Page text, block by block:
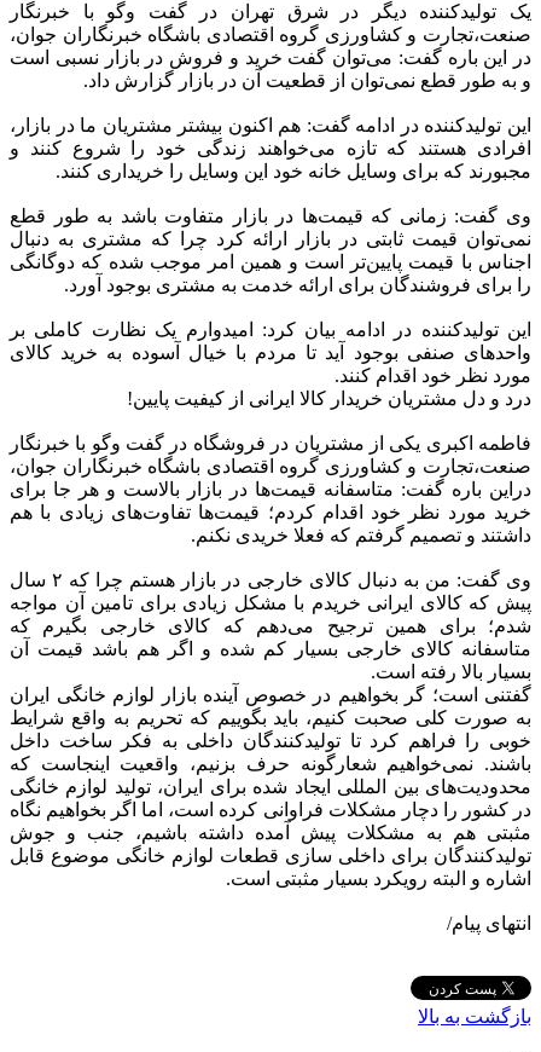
یک تولیدکننده دیگر در شرق تهران در گفت وگو با خبرنگار
صنعت،تجارت و کشاورزی گروه اقتصادی باشگاه خبرنگاران جوان،
در این باره گفت: می‌توان گفت خرید و فروش در بازار نسبی است
و به طور قطع نمی‌توان از قطعیت آن در بازار گزارش داد.
این تولیدکننده در ادامه گفت: هم اکنون بیشتر مشتریان ما در بازار،
افرادی هستند که تازه می‌خواهند زندگی خود را شروع کنند و
مجبورند که برای وسایل خانه خود این وسایل را خریداری کنند.
وی گفت: زمانی که قیمت‌ها در بازار متفاوت باشد به طور قطع
نمی‌توان قیمت ثابتی در بازار ارائه کرد چرا که مشتری به دنبال
اجناس با قیمت پایین‌تر است و همین امر موجب شده که دوگانگی
را برای فروشندگان برای ارائه خدمت به مشتری بوجود آورد.
این تولیدکننده در ادامه بیان کرد: امیدوارم یک نظارت کاملی بر
واحد‌های صنفی بوجود آید تا مردم با خیال آسوده به خرید کالای
مورد نظر خود اقدام کنند.
درد و دل مشتریان خریدار کالا ایرانی از کیفیت پایین!
فاطمه اکبری یکی از مشتریان در فروشگاه در گفت وگو با خبرنگار
صنعت،تجارت و کشاورزی گروه اقتصادی باشگاه خبرنگاران جوان،
دراین باره گفت: متاسفانه قیمت‌ها در بازار بالاست و هر جا برای
خرید مورد نظر خود اقدام کردم؛ قیمت‌ها تفاوت‌های زیادی با هم
داشتند و تصمیم گرفتم که فعلا خریدی نکنم.
وی گفت: من به دنبال کالای خارجی در بازار هستم چرا که ۲ سال
پیش که کالای ایرانی خریدم با مشکل زیادی برای تامین آن مواجه
شدم؛ برای همین ترجیح می‌دهم که کالای خارجی بگیرم که
متاسفانه کالای خارجی بسیار کم شده و اگر هم باشد قیمت آن
بسیار بالا رفته است.
گفتنی است؛ گر بخواهیم در خصوص آینده بازار لوازم خانگی ایران
به صورت کلی صحبت کنیم، باید بگوییم که تحریم به واقع شرایط
خوبی را فراهم کرد تا تولیدکنندگان داخلی به فکر ساخت داخل
باشند. نمی‌خواهیم شعارگونه حرف بزنیم، واقعیت اینجاست که
محدودیت‌های بین المللی ایجاد شده برای ایران، تولید لوازم خانگی
در کشور را دچار مشکلات فراوانی کرده است، اما اگر بخواهیم نگاه
مثبتی هم به مشکلات پیش آمده داشته باشیم، جنب و جوش
تولیدکنندگان برای داخلی سازی قطعات لوازم خانگی موضوع قابل
اشاره و البته رویکرد بسیار مثبتی است.
انتهای پیام/
بازگشت به بالا